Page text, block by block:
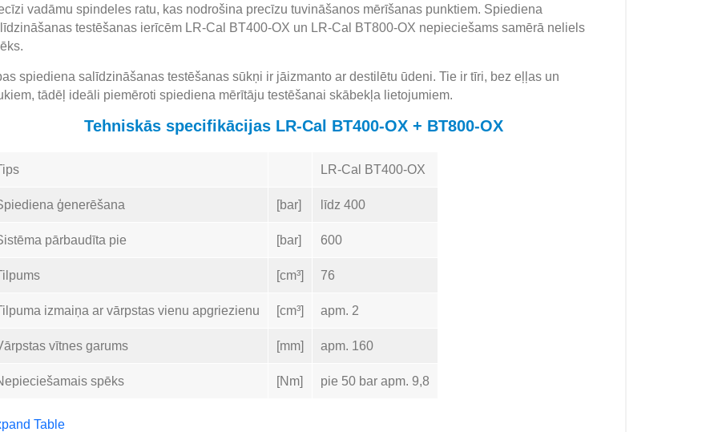
vadāmu spindeles ratu, kas nodrošina precīzu tuvināšanos mērīšanas punktiem. Spiediena
testēšanas ierīcēm LR-Cal BT400-OX un LR-Cal BT800-OX nepieciešams samērā neliels
spiediena salīdzināšanas testēšanas sūkņi ir jāizmanto ar destilētu ūdeni. Tie ir tīri, bez eļļas un
tādēļ ideāli piemēroti spiediena mērītāju testēšanai skābekļa lietojumiem.
Tehniskās specifikācijas LR-Cal BT400-OX + BT800-OX
LR-Cal BT400-OX
ģenerēšana [bar] līdz 400
pārbaudīta pie [bar] 600
[cm³] 76
izmaiņa ar vārpstas vienu apgriezienu [cm³] apm. 2
vītnes garums [mm] apm. 160
spēks [Nm] pie 50 bar apm. 9,8
Table